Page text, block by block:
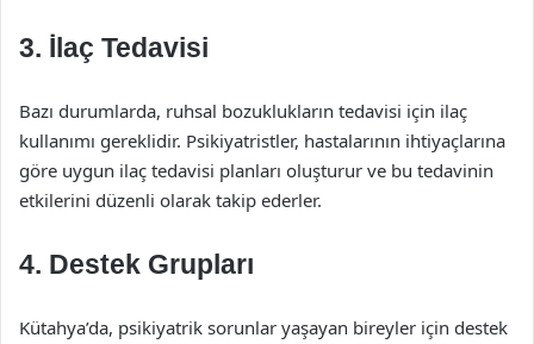
3. İlaç Tedavisi
Bazı durumlarda, ruhsal bozuklukların tedavisi için ilaç
kullanımı gereklidir. Psikiyatristler, hastalarının ihtiyaçlarına
göre uygun ilaç tedavisi planları oluşturur ve bu tedavinin
etkilerini düzenli olarak takip ederler.
4. Destek Grupları
Kütahya’da, psikiyatrik sorunlar yaşayan bireyler için destek